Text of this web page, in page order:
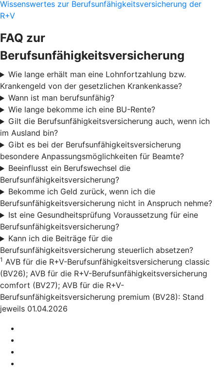
Wissenswertes zur Berufsunfähigkeitsversicherung der
R+V
FAQ zur
Berufsunfähigkeitsversicherung
Wie lange erhält man eine Lohnfortzahlung bzw.
Krankengeld von der gesetzlichen Krankenkasse?
Wann ist man berufsunfähig?
Wie lange bekomme ich eine BU-Rente?
Gilt die Berufsunfähigkeitsversicherung auch, wenn ich
im Ausland bin?
Gibt es bei der Berufsunfähigkeitsversicherung
besondere Anpassungsmöglichkeiten für Beamte?
Beeinflusst ein Berufswechsel die
Berufsunfähigkeitsversicherung?
Bekomme ich Geld zurück, wenn ich die
Berufsunfähigkeitsversicherung nicht in Anspruch nehme?
Ist eine Gesundheitsprüfung Voraussetzung für eine
Berufsunfähigkeitsversicherung?
Kann ich die Beiträge für die
Berufsunfähigkeitsversicherung steuerlich absetzen?
1 AVB für die R+V-Berufsunfähigkeitsversicherung classic
(BV26); AVB für die R+V-Berufsunfähigkeitsversicherung
comfort (BV27); AVB für die R+V-
Berufsunfähigkeitsversicherung premium (BV28): Stand
jeweils 01.04.2026